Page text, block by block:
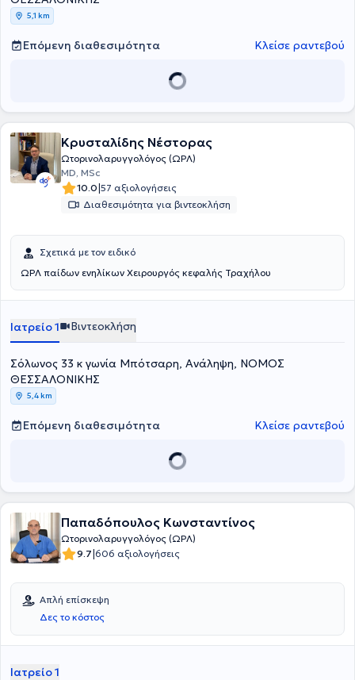
σε παιδιά και ενήλικες, εξέταση ρινικής αναπνοής, διαφράγματος
και αλλεργικής ρινίτιδας, αντιμετώπιση λοιμώξεων και σειρά
μικροεπεμβάσεων.
5,1 km
Επόμενη διαθεσιμότητα Κλείσε ραντεβού
Κρυσταλίδης Νέστορας
Ωτορινολαρυγγολόγος (ΩΡΛ)
MD, MSc
10.0|57 αξιολογήσεις
Διαθεσιμότητα για βιντεοκλήση
Σχετικά με τον ειδικό
ΩΡΛ παίδων ενηλίκων Χειρουργός κεφαλής Τραχήλου
Ιατρείο 1 Βιντεοκλήση
Σόλωνος 33 κ γωνία Μπότσαρη, Ανάληψη, ΝΟΜΟΣ
ΘΕΣΣΑΛΟΝΙΚΗΣ
5,4 km
Επόμενη διαθεσιμότητα Κλείσε ραντεβού
Παπαδόπουλος Κωνσταντίνος
Ωτορινολαρυγγολόγος (ΩΡΛ)
9.7|606 αξιολογήσεις
Απλή επίσκεψη
Δες το κόστος
Ιατρείο 1